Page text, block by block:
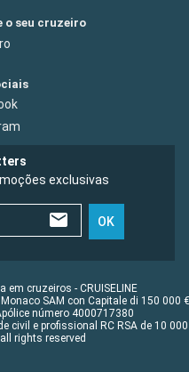
o seu cruzeiro
exclusivas
OK
cruzeiros - CRUISELINE
SAM con Capitale di 150 000 €
número 4000717380
civil e profissional RC RSA de 10 000
rights reserved